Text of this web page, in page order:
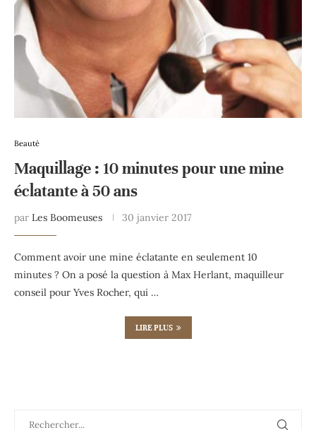
Beauté
Maquillage : 10 minutes pour une mine
éclatante à 50 ans
par Les Boomeuses 30 janvier 2017
Comment avoir une mine éclatante en seulement 10
minutes ? On a posé la question à Max Herlant, maquilleur
conseil pour Yves Rocher, qui …
LIRE PLUS